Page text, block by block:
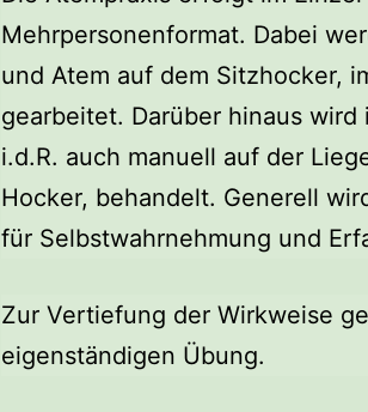
Mehrpersonenformat. Dabei
und Atem auf dem Sitzhocker,
gearbeitet. Darüber hinaus wird
i.d.R. auch manuell auf der
Hocker, behandelt. Generell
für Selbstwahrnehmung und
Zur Vertiefung der Wirkweise
eigenständigen Übung.